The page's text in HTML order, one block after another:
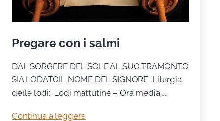
Pregare con i salmi
DAL SORGERE DEL SOLE AL SUO TRAMONTO
SIA LODATOIL NOME DEL SIGNORE Liturgia
delle lodi: Lodi mattutine – Ora media……
Continua a leggerePregare